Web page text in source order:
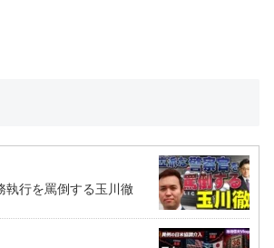
執行を罵倒する玉川徹